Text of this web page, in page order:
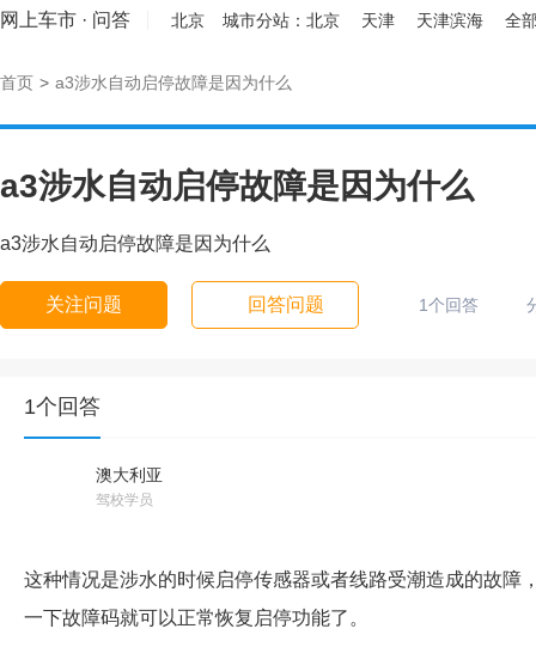
网上车市 · 问答 北京 城市分站： 北京 天津 天津滨海 全
首页 > a3涉水自动启停故障是因为什么
a3涉水自动启停故障是因为什么
a3涉水自动启停故障是因为什么
关注问题 回答问题 1个回答
1个回答
澳大利亚
驾校学员
这种情况是涉水的时候启停传感器或者线路受潮造成的故障
一下故障码就可以正常恢复启停功能了。